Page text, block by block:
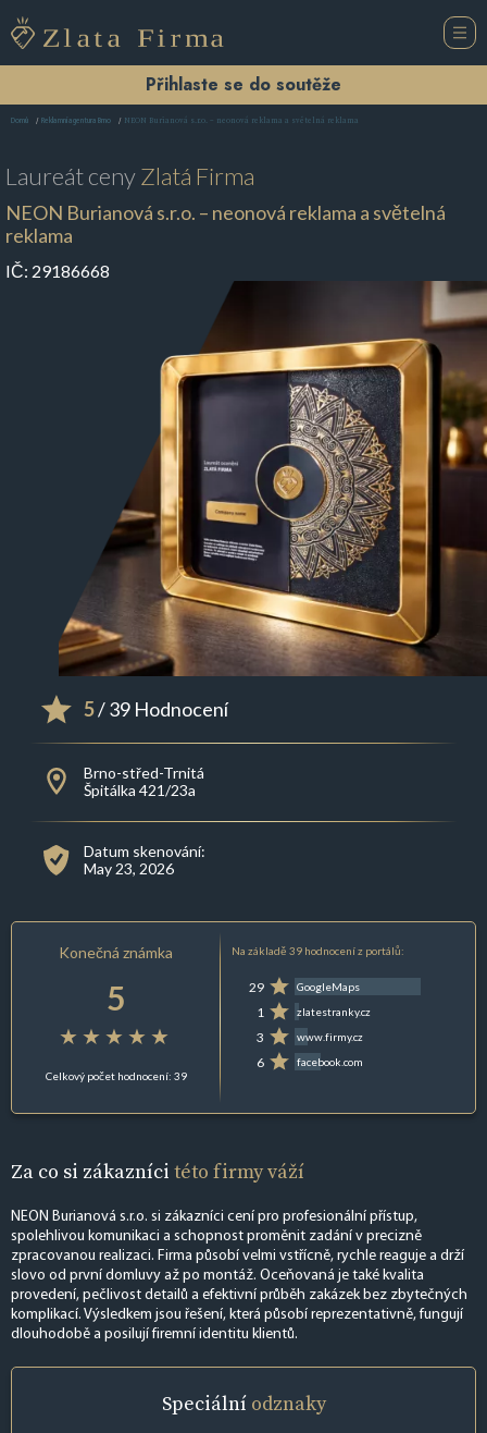
Přihlaste se do soutěže
Domů Reklamní agentura Brno NEON Burianová s.r.o. – neonová reklama a světelná reklama
Laureát cenyZlatá Firma
NEON Burianová s.r.o. – neonová reklama a světelná
reklama
IČ: 29186668
5/ 39 Hodnocení
Brno-střed-Trnitá
Špitálka 421/23a
Datum skenování:
May 23, 2026
Konečná známka
5
Celkový počet hodnocení: 39
Na základě 39 hodnocení z portálů:
29 GoogleMaps
1 zlatestranky.cz
3 www.firmy.cz
6 facebook.com
Za co si zákazníci této firmy váží
NEON Burianová s.r.o. si zákazníci cení pro profesionální přístup,
spolehlivou komunikaci a schopnost proměnit zadání v precizně
zpracovanou realizaci. Firma působí velmi vstřícně, rychle reaguje a drží
slovo od první domluvy až po montáž. Oceňovaná je také kvalita
provedení, pečlivost detailů a efektivní průběh zakázek bez zbytečných
komplikací. Výsledkem jsou řešení, která působí reprezentativně, fungují
dlouhodobě a posilují firemní identitu klientů.
Speciální odznaky